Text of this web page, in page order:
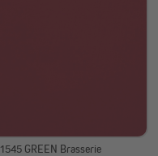
1545 GREEN Brasserie